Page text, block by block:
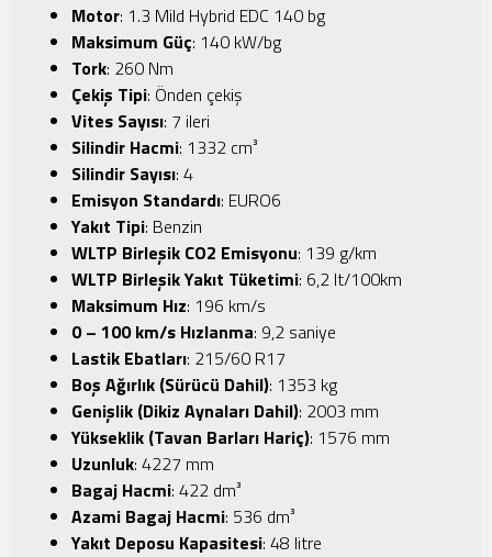
Motor: 1.3 Mild Hybrid EDC 140 bg
Maksimum Güç: 140 kW/bg
Tork: 260 Nm
Çekiş Tipi: Önden çekiş
Vites Sayısı: 7 ileri
Silindir Hacmi: 1332 cm³
Silindir Sayısı: 4
Emisyon Standardı: EURO6
Yakıt Tipi: Benzin
WLTP Birleşik CO2 Emisyonu: 139 g/km
WLTP Birleşik Yakıt Tüketimi: 6,2 lt/100km
Maksimum Hız: 196 km/s
0 – 100 km/s Hızlanma: 9,2 saniye
Lastik Ebatları: 215/60 R17
Boş Ağırlık (Sürücü Dahil): 1353 kg
Genişlik (Dikiz Aynaları Dahil): 2003 mm
Yükseklik (Tavan Barları Hariç): 1576 mm
Uzunluk: 4227 mm
Bagaj Hacmi: 422 dm³
Azami Bagaj Hacmi: 536 dm³
Yakıt Deposu Kapasitesi: 48 litre